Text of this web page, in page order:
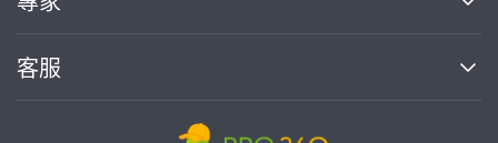
部落格
加入我們
熱門服務
案件中心
客服